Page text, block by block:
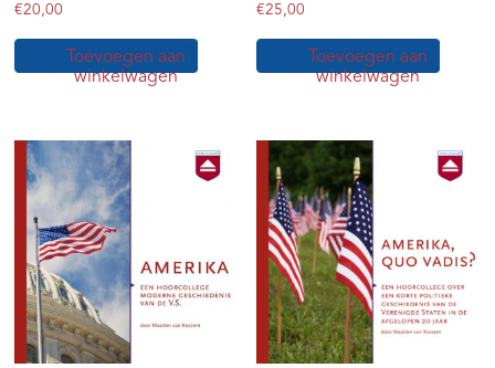
€20,00
Toevoegen aan
winkelwagen
€25,00
Toevoegen aan
winkelwagen